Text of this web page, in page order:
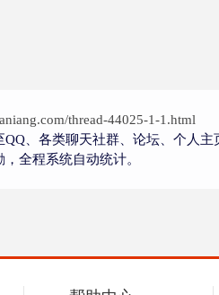
thread-44025-1-1.html
、各类聊天社群、论坛、个人
全程系统自动统计。